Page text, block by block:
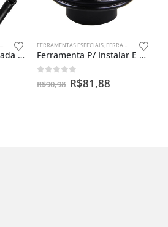
Chave De Vela Articulada 16m – Cg150 / Ybr 125/ Twister
FERRAMENTAS ESPECIAIS, FERRAMENTAS PARA BENGALAS
Ferramenta P/ Instalar E Guiar Retentor De Bengala Da Cg/ml
out of 5
R$90,98 R$81,88